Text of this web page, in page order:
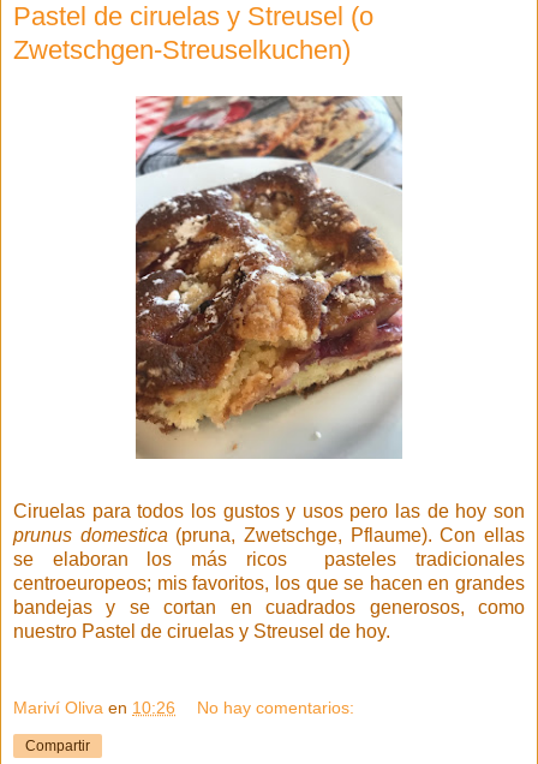
Pastel de ciruelas y Streusel (o
Zwetschgen-Streuselkuchen)
Ciruelas para todos los gustos y usos pero las de hoy son
prunus domestica (pruna, Zwetschge, Pflaume). Con ellas
se elaboran los más ricos pasteles tradicionales
centroeuropeos; mis favoritos, los que se hacen en grandes
bandejas y se cortan en cuadrados generosos, como
nuestro Pastel de ciruelas y Streusel de hoy.
Mariví Oliva en 10:26 No hay comentarios:
Compartir